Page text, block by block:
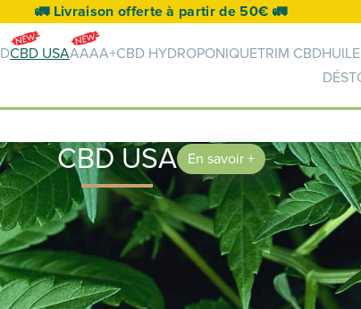
🚀 Livraison Chronopost
CBD USAAAAA+CBD HYDROPONIQUETRIM CBD
CBD USA En savoir +